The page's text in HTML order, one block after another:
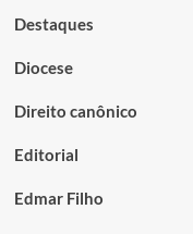
Destaques
Diocese
Direito canônico
Editorial
Edmar Filho